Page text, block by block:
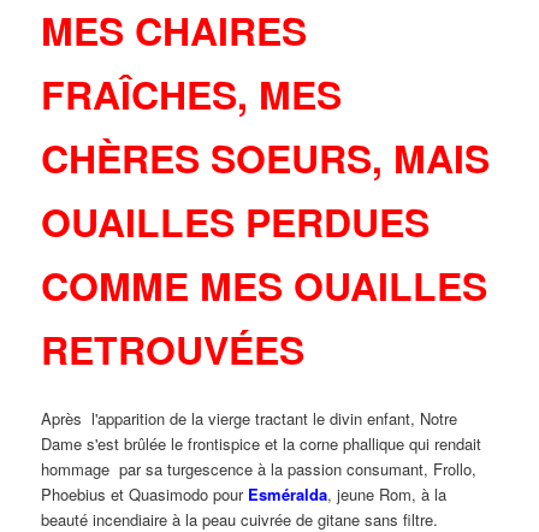
MES CHAIRES
FRAÎCHES, MES
CHÈRES SOEURS, MAIS
OUAILLES PERDUES
COMME MES OUAILLES
RETROUVÉES
Après l'apparition de la vierge tractant le divin enfant, Notre
Dame s'est brûlée le frontispice et la corne phallique qui rendait
hommage par sa turgescence à la passion consumant, Frollo,
Phoebius et Quasimodo pour Esméralda, jeune Rom, à la
beauté incendiaire à la peau cuivrée de gitane sans filtre.